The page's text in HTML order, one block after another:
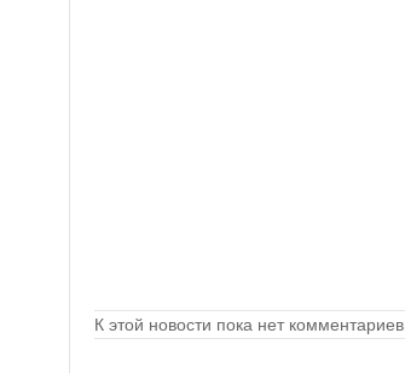
К этой новости пока нет комментариев.